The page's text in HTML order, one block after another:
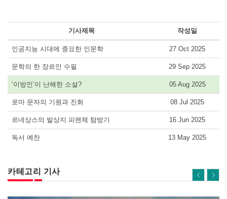
기사제목 작성일
인공지능 시대에 중요한 인문학 27 Oct 2025
문학의 한 장르인 수필 29 Sep 2025
‘이방인’이 난해한 소설? 05 Aug 2025
로마 문자의 기원과 진화 08 Jul 2025
르네상스의 발상지 피렌체 탐방기 16 Jun 2025
독서 예찬 13 May 2025
카테고리 기사